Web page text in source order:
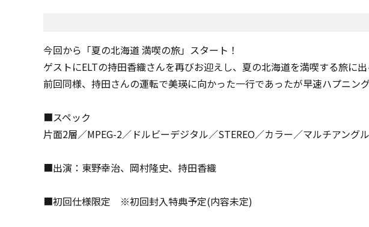
今回から「夏の北海道 満喫の旅」スタート！
ゲストにELTの持田香織さんを再びお迎えし、夏の北海道を満喫する旅に出
前回同様、持田さんの運転で美瑛に向かった一行であったが早速ハプニン
■スペック
片面2層／MPEG-2／ドルビーデジタル／STEREO／カラー／マルチアング
■出演：東野幸治、岡村隆史、持田香織
■初回仕様限定 ※初回封入特典予定(内容未定)